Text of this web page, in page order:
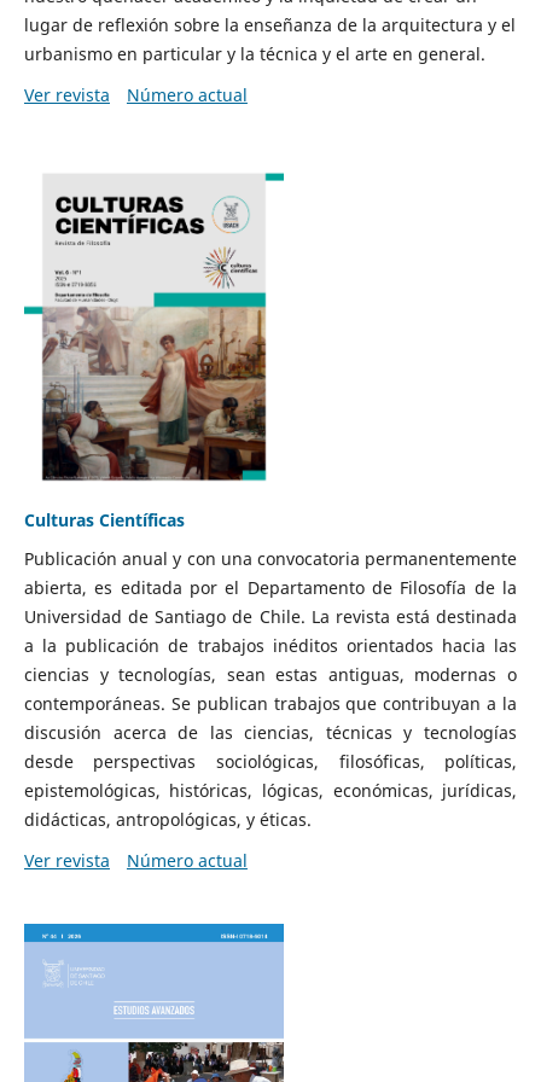
lugar de reflexión sobre la enseñanza de la arquitectura y el
urbanismo en particular y la técnica y el arte en general.
Ver revista
Número actual
Culturas Científicas
Publicación anual y con una convocatoria permanentemente
abierta, es editada por el Departamento de Filosofía de la
Universidad de Santiago de Chile. La revista está destinada
a la publicación de trabajos inéditos orientados hacia las
ciencias y tecnologías, sean estas antiguas, modernas o
contemporáneas. Se publican trabajos que contribuyan a la
discusión acerca de las ciencias, técnicas y tecnologías
desde perspectivas sociológicas, filosóficas, políticas,
epistemológicas, históricas, lógicas, económicas, jurídicas,
didácticas, antropológicas, y éticas.
Ver revista
Número actual